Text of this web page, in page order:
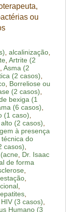
ou
, alcalinização,
, Artrite (2
, Asma (2
(2 casos),
, Borreliose ou
(2 casos),
bexiga (1
(6 casos),
(1 caso),
(2 casos),
à presença
do
casos),
, Dr. Isaac
de forma
,
,
,
,
HIV (3 casos),
Humano (3